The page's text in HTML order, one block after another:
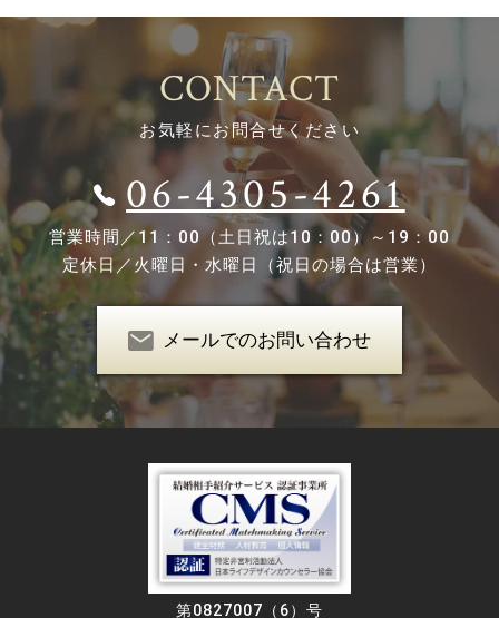
CONTACT
お気軽にお問合せください
06-4305-4261
営業時間／11：00（土日祝は10：00）～19：00
定休日／火曜日・水曜日（祝日の場合は営業）
メールでのお問い合わせ
第0827007（6）号